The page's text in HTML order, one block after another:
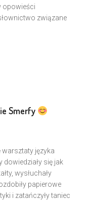
opowieści
związane
Smerfy
warsztaty języka
dowiedziały się jak
wysłuchały
papierowe
i zatańczyły taniec